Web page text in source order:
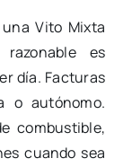
Vito Mixta
es
día. Facturas
o autónomo.
combustible,
cuando sea